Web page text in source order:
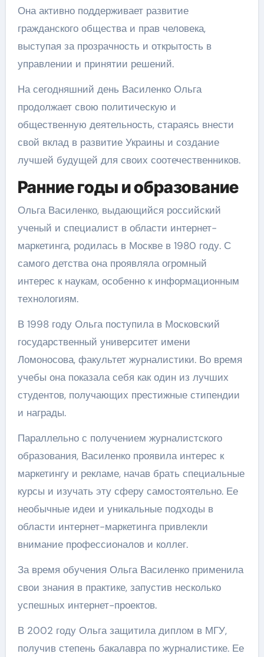
Она активно поддерживает развитие
гражданского общества и прав человека,
выступая за прозрачность и открытость в
управлении и принятии решений.
На сегодняшний день Василенко Ольга
продолжает свою политическую и
общественную деятельность, стараясь внести
свой вклад в развитие Украины и создание
лучшей будущей для своих соотечественников.
Ранние годы и образование
Ольга Василенко, выдающийся российский
ученый и специалист в области интернет-
маркетинга, родилась в Москве в 1980 году. С
самого детства она проявляла огромный
интерес к наукам, особенно к информационным
технологиям.
В 1998 году Ольга поступила в Московский
государственный университет имени
Ломоносова, факультет журналистики. Во время
учебы она показала себя как один из лучших
студентов, получающих престижные стипендии
и награды.
Параллельно с получением журналистского
образования, Василенко проявила интерес к
маркетингу и рекламе, начав брать специальные
курсы и изучать эту сферу самостоятельно. Ее
необычные идеи и уникальные подходы в
области интернет-маркетинга привлекли
внимание профессионалов и коллег.
За время обучения Ольга Василенко применила
свои знания в практике, запустив несколько
успешных интернет-проектов.
В 2002 году Ольга защитила диплом в МГУ,
получив степень бакалавра по журналистике. Ее